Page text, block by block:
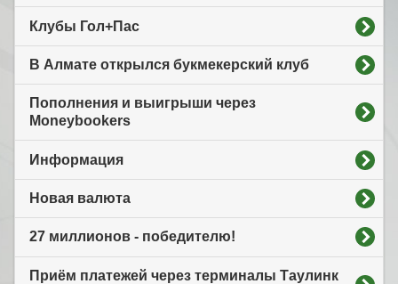
Клубы Гол+Пас
В Алмате открылся букмекерский клуб
Пополнения и выигрыши через
Moneybookers
Информация
Новая валюта
27 миллионов - победителю!
Приём платежей через терминалы Таулинк